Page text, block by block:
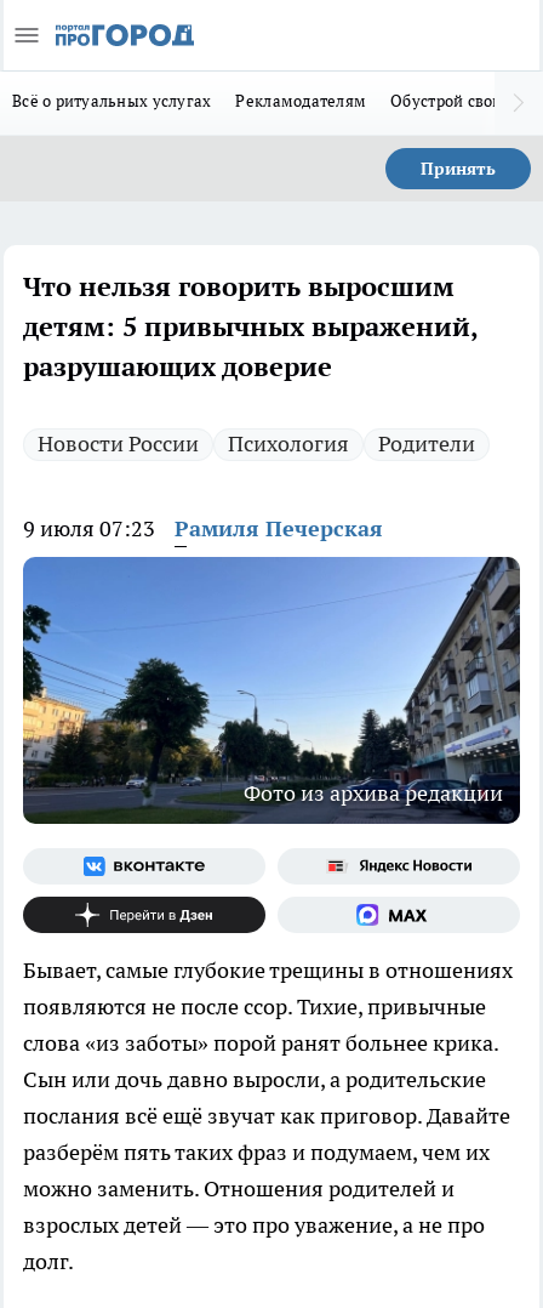
Всё о ритуальных услугах Рекламодателям Обустрой свой дом
Принять
Что нельзя говорить выросшим
детям: 5 привычных выражений,
разрушающих доверие
Новости России Психология Родители
9 июля 07:23 Рамиля Печерская
Фото из архива редакции
Бывает, самые глубокие трещины в отношениях
появляются не после ссор. Тихие, привычные
слова «из заботы» порой ранят больнее крика.
Сын или дочь давно выросли, а родительские
послания всё ещё звучат как приговор. Давайте
разберём пять таких фраз и подумаем, чем их
можно заменить. Отношения родителей и
взрослых детей — это про уважение, а не про
долг.